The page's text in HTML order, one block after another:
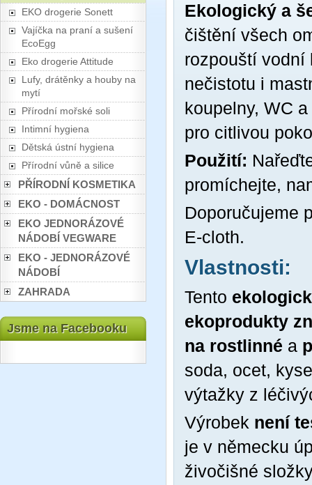
EKO drogerie Sonett
Vajíčka na praní a sušení
EcoEgg
Eko drogerie Attitude
Lufy, drátěnky a houby na
mytí
Přírodní mořské soli
Intimní hygiena
Dětská ústní hygiena
Přírodní vůně a silice
PŘÍRODNÍ KOSMETIKA
EKO - DOMÁCNOST
EKO JEDNORÁZOVÉ
NÁDOBÍ VEGWARE
EKO - JEDNORÁZOVÉ
NÁDOBÍ
ZAHRADA
Jsme na Facebooku
Ekologický a
čištění všech
rozpouští vodní
nečistotu i
koupelny, WC
pro citlivou
Použití:
promíchejte,
Doporučujeme
E-cloth.
Vlastnosti:
Tento
ekoprodukty
na rostlinné a
soda, ocet,
výtažky z
Výrobek není
je v německu
živočišné